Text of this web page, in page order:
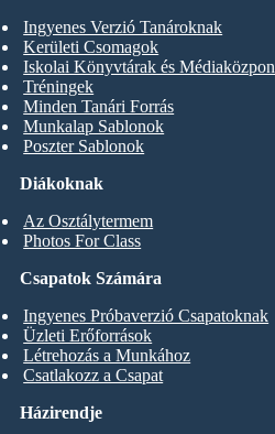
Diákoknak
Az Osztálytermem
Photos For Class
Ingyenes Verzió Tanároknak
Kerületi Csomagok
Iskolai Könyvtárak és
Tréningek
Minden Tanári Forrás
Munkalap Sablonok
Poszter Sablonok
Csapatok Számára
Ingyenes Próbaverzió Csapatoknak
Üzleti Erőforrások
Létrehozás a Munkához
Csatlakozz a Csapat
Házirendje